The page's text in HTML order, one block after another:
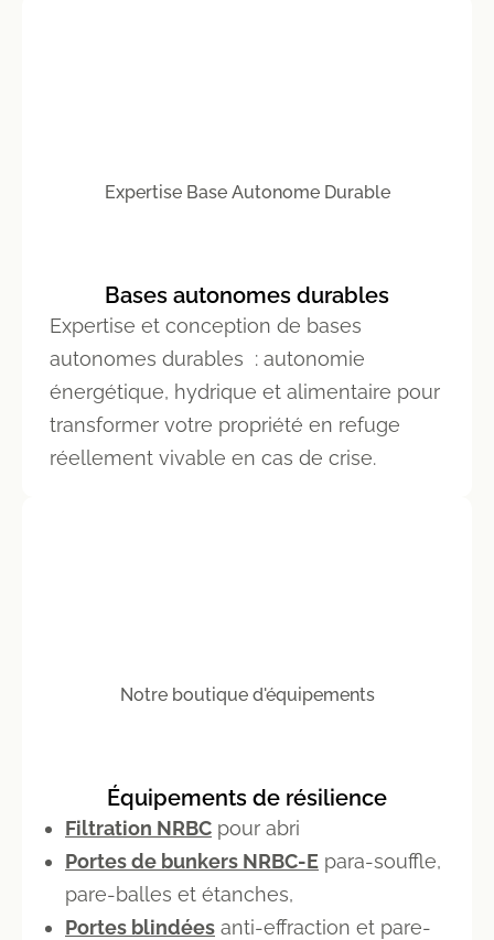
Expertise Base Autonome Durable
Bases autonomes durables
Expertise et conception de bases
autonomes durables : autonomie
énergétique, hydrique et alimentaire pour
transformer votre propriété en refuge
réellement vivable en cas de crise.
Notre boutique d'équipements
Équipements de résilience
Filtration NRBC pour abri
Portes de bunkers NRBC-E para-souffle,
pare-balles et étanches,
Portes blindées anti-effraction et pare-